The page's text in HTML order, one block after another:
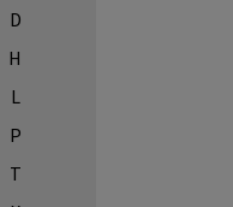
D
H
L
P
T